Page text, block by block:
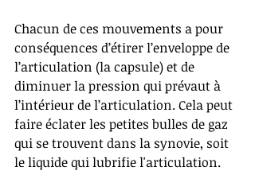
Chacun de ces mouvements a pour
conséquences d’étirer l’enveloppe de
l’articulation (la capsule) et de
diminuer la pression qui prévaut à
l’intérieur de l’articulation. Cela peut
faire éclater les petites bulles de gaz
qui se trouvent dans la synovie, soit
le liquide qui lubrifie l'articulation.